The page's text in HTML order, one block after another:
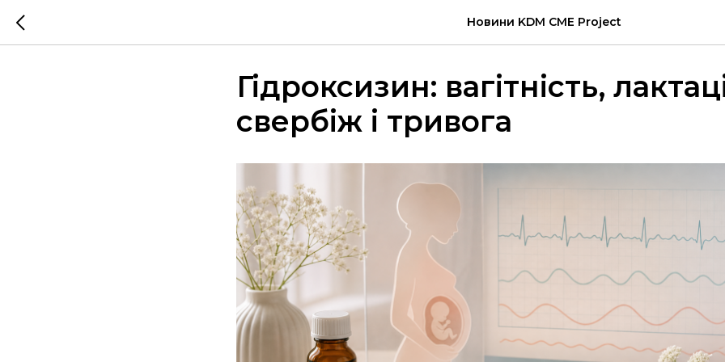
Новини KDM CME Project
Гідроксизин: вагітність,
свербіж і тривога